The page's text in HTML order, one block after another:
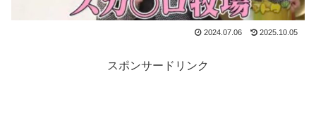
2024.07.06 2025.10.05
スポンサードリンク